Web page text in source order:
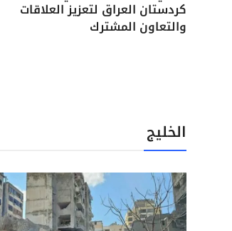
كردستان العراق لتعزيز العلاقات
والتعاون المشترك
الخليج